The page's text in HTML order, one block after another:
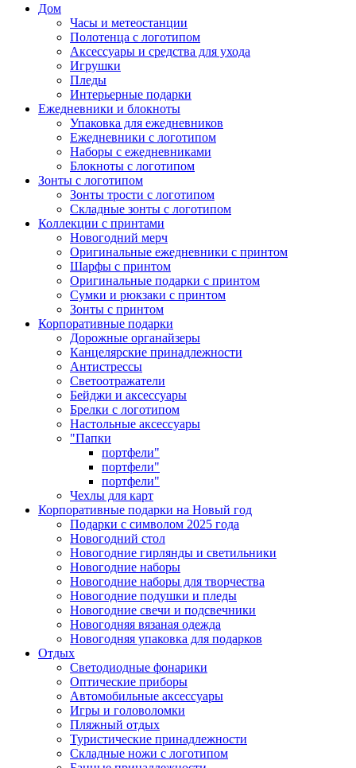
Дом
Часы и метеостанции
Полотенца с логотипом
Аксессуары и средства для ухода
Игрушки
Пледы
Интерьерные подарки
Ежедневники и блокноты
Упаковка для ежедневников
Ежедневники с логотипом
Наборы с ежедневниками
Блокноты с логотипом
Зонты с логотипом
Зонты трости с логотипом
Складные зонты с логотипом
Коллекции с принтами
Новогодний мерч
Оригинальные ежедневники с принтом
Шарфы с принтом
Оригинальные подарки с принтом
Сумки и рюкзаки с принтом
Зонты с принтом
Корпоративные подарки
Дорожные органайзеры
Канцелярские принадлежности
Антистрессы
Светоотражатели
Бейджи и аксессуары
Брелки с логотипом
Настольные аксессуары
"Папки
портфели"
портфели"
портфели"
Чехлы для карт
Корпоративные подарки на Новый год
Подарки с символом 2025 года
Новогодний стол
Новогодние гирлянды и светильники
Новогодние наборы
Новогодние наборы для творчества
Новогодние подушки и пледы
Новогодние свечи и подсвечники
Новогодняя вязаная одежда
Новогодняя упаковка для подарков
Отдых
Светодиодные фонарики
Оптические приборы
Автомобильные аксессуары
Игры и головоломки
Пляжный отдых
Туристические принадлежности
Складные ножи с логотипом